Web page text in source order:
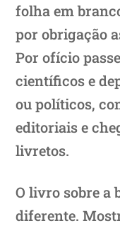
folha em
por obrigação
Por ofício
científicos e
ou políticos,
editoriais e
livretos.
O livro sobre a
diferente.